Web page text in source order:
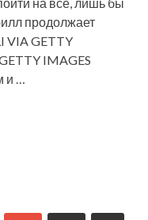
продолжает
VIA GETTY
IMAGES
…